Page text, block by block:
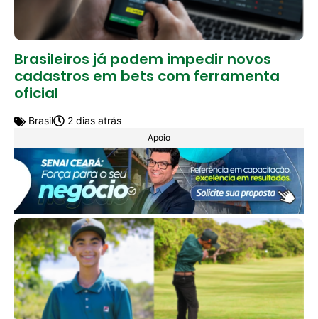
Brasileiros já podem impedir novos
cadastros em bets com ferramenta
oficial
Brasil 2 dias atrás
Apoio